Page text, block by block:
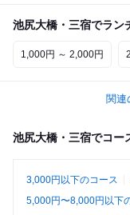
池尻大橋・三宿でラン
1,000円 ～ 2,000円
関連
池尻大橋・三宿でコー
3,000円以下のコース
5,000円〜8,000円以下